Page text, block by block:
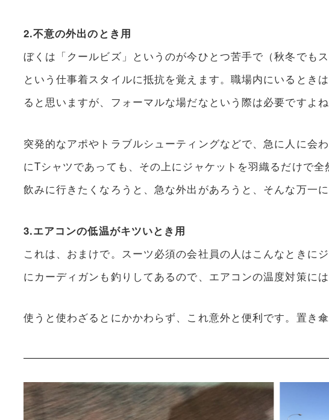
2.不意の外出のとき用
ぼくは「クールビズ」というのが今ひとつ苦手で（秋冬でも
という仕事着スタイルに抵抗を覚えます。職場内にいると
ると思いますが、フォーマルな場だなという際は必要ですよね
突発的なアポやトラブルシューティングなどで、急に人に
にTシャツであっても、その上にジャケットを羽織るだけで
飲みに行きたくなろうと、急な外出があろうと、そんな万一
3.エアコンの低温がキツいとき用
これは、おまけで。スーツ必須の会社員の人はこんなときに
にカーディガンも釣りしてあるので、エアコンの温度対策に
使うと使わざるとにかかわらず、これ意外と便利です。置き